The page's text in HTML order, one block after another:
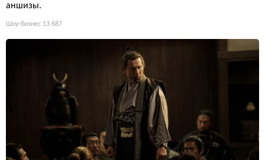
аншизы.
Шоу-бизнес 13 687